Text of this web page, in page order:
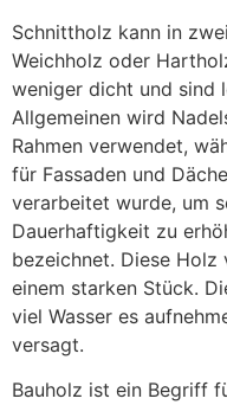
Schnittholz kann in
Weichholz oder
weniger dicht und sind
Allgemeinen wird
Rahmen verwendet,
für Fassaden und
verarbeitet wurde, um
Dauerhaftigkeit zu
bezeichnet. Diese Holz
einem starken Stück.
viel Wasser es
versagt.
Bauholz ist ein Begriff